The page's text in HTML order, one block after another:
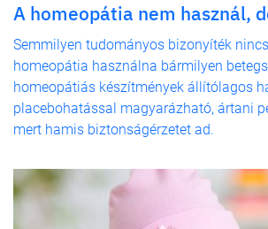
A homeopátia nem használ,
Semmilyen tudományos bizonyíték
homeopátia használna bármilyen
homeopátiás készítmények állítólagos
placebohatással magyarázható, ártani
mert hamis biztonságérzetet ad.